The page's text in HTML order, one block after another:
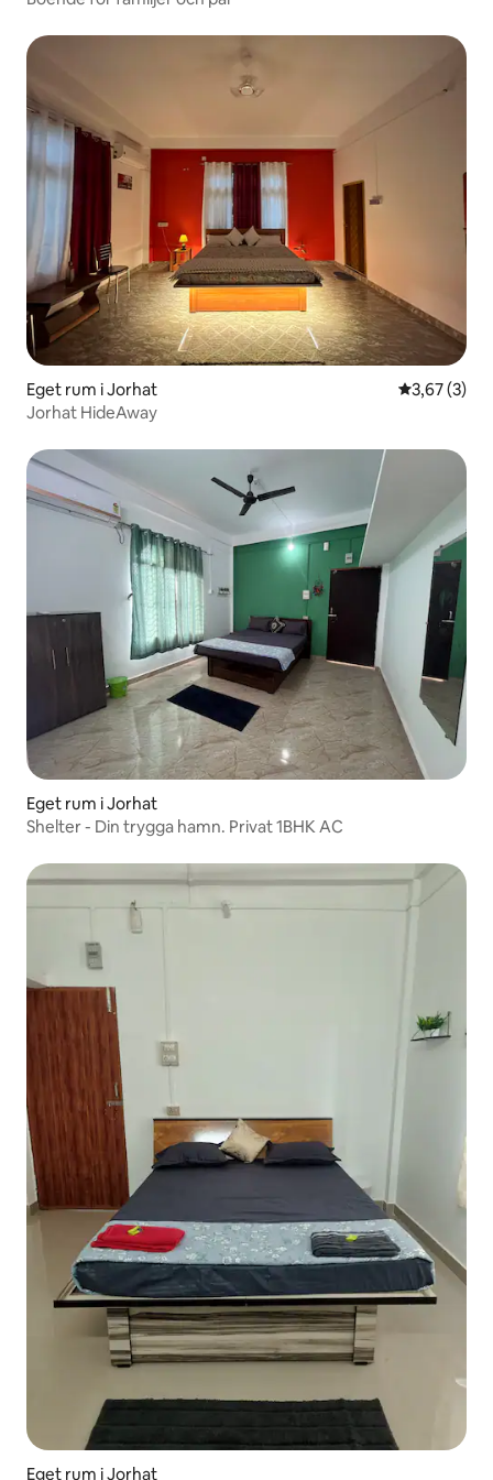
Eget rum i Jorhat 3,67 av 5 i
3,67 (3)
Jorhat HideAway
Eget rum i Jorhat
Shelter - Din trygga hamn. Privat 1BHK AC
Eget rum i Jorhat